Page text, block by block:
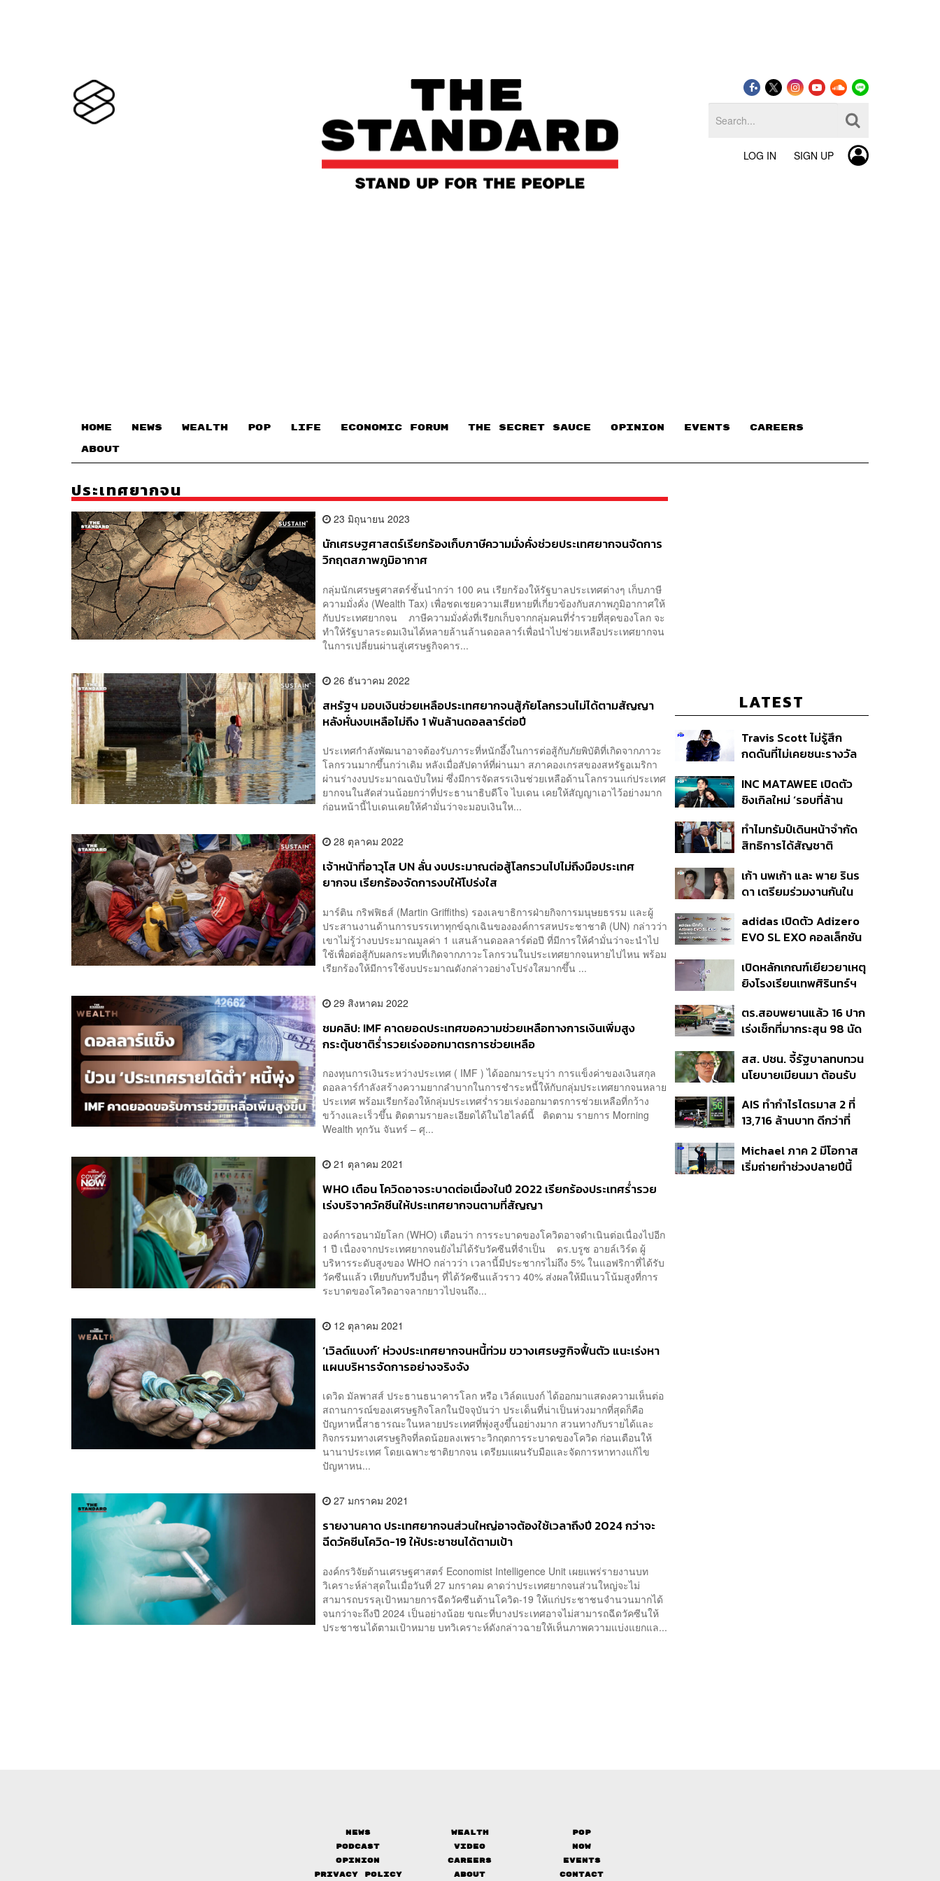
LOG IN SIGN UP
HOME NEWS WEALTH POP LIFE ECONOMIC FORUM THE SECRET SAUCE​ OPINION EVENTS CAREERS
ABOUT
ประเทศยากจน
23 มิถุนายน 2023
นักเศรษฐศาสตร์เรียกร้องเก็บภาษีความมั่งคั่งช่วยประเทศยากจนจัดการ
วิกฤตสภาพภูมิอากาศ
กลุ่มนักเศรษฐศาสตร์ชั้นนำกว่า 100 คน เรียกร้องให้รัฐบาลประเทศต่างๆ เก็บภาษี
ความมั่งคั่ง (Wealth Tax) เพื่อชดเชยความเสียหายที่เกี่ยวข้องกับสภาพภูมิอากาศให้
กับประเทศยากจน ภาษีความมั่งคั่งที่เรียกเก็บจากกลุ่มคนที่ร่ำรวยที่สุดของโลก จะ
ทำให้รัฐบาลระดมเงินได้หลายล้านล้านดอลลาร์เพื่อนำไปช่วยเหลือประเทศยากจน
ในการเปลี่ยนผ่านสู่เศรษฐกิจคาร...
26 ธันวาคม 2022
สหรัฐฯ มอบเงินช่วยเหลือประเทศยากจนสู้ภัยโลกรวนไม่ได้ตามสัญญา
หลังหั่นงบเหลือไม่ถึง 1 พันล้านดอลลาร์ต่อปี
ประเทศกำลังพัฒนาอาจต้องรับภาระที่หนักอึ้งในการต่อสู้กับภัยพิบัติที่เกิดจากภาวะ
โลกรวนมากขึ้นกว่าเดิม หลังเมื่อสัปดาห์ที่ผ่านมา สภาคองเกรสของสหรัฐอเมริกา
ผ่านร่างงบประมาณฉบับใหม่ ซึ่งมีการจัดสรรเงินช่วยเหลือด้านโลกรวนแก่ประเทศ
ยากจนในสัดส่วนน้อยกว่าที่ประธานาธิบดีโจ ไบเดน เคยให้สัญญาเอาไว้อย่างมาก
ก่อนหน้านี้ไบเดนเคยให้คำมั่นว่าจะมอบเงินให...
28 ตุลาคม 2022
เจ้าหน้าที่อาวุโส UN ลั่น งบประมาณต่อสู้โลกรวนไปไม่ถึงมือประเทศ
ยากจน เรียกร้องจัดการงบให้โปร่งใส
มาร์ติน กริฟฟิธส์ (Martin Griffiths) รองเลขาธิการฝ่ายกิจการมนุษยธรรม และผู้
ประสานงานด้านการบรรเทาทุกข์ฉุกเฉินขององค์การสหประชาชาติ (UN) กล่าวว่า
เขาไม่รู้ว่างบประมาณมูลค่า 1 แสนล้านดอลลาร์ต่อปี ที่มีการให้คำมั่นว่าจะนำไป
ใช้เพื่อต่อสู้กับผลกระทบที่เกิดจากภาวะโลกรวนในประเทศยากจนหายไปไหน พร้อม
เรียกร้องให้มีการใช้งบประมาณดังกล่าวอย่างโปร่งใสมากขึ้น ...
29 สิงหาคม 2022
ชมคลิป: IMF คาดยอดประเทศขอความช่วยเหลือทางการเงินเพิ่มสูง
กระตุ้นชาติร่ำรวยเร่งออกมาตรการช่วยเหลือ
กองทุนการเงินระหว่างประเทศ ( IMF ) ได้ออกมาระบุว่า การแข็งค่าของเงินสกุล
ดอลลาร์กำลังสร้างความยากลำบากในการชำระหนี้ให้กับกลุ่มประเทศยากจนหลาย
ประเทศ พร้อมเรียกร้องให้กลุ่มประเทศร่ำรวยเร่งออกมาตรการช่วยเหลือที่กว้าง
ขว้างและเร็วขึ้น ติดตามรายละเอียดได้ในไฮไลต์นี้ ติดตาม รายการ Morning
Wealth ทุกวัน จันทร์ – ศุ...
21 ตุลาคม 2021
WHO เตือน โควิดอาจระบาดต่อเนื่องในปี 2022 เรียกร้องประเทศร่ำรวย
เร่งบริจาควัคซีนให้ประเทศยากจนตามที่สัญญา
องค์การอนามัยโลก (WHO) เตือนว่า การระบาดของโควิดอาจดำเนินต่อเนื่องไปอีก
1 ปี เนื่องจากประเทศยากจนยังไม่ได้รับวัคซีนที่จำเป็น ดร.บรูซ อายล์เวิร์ด ผู้
บริหารระดับสูงของ WHO กล่าวว่า เวลานี้มีประชากรไม่ถึง 5% ในแอฟริกาที่ได้รับ
วัคซีนแล้ว เทียบกับทวีปอื่นๆ ที่ได้วัคซีนแล้วราว 40% ส่งผลให้มีแนวโน้มสูงที่การ
ระบาดของโควิดอาจลากยาวไปจนถึง...
12 ตุลาคม 2021
‘เวิลด์แบงก์’ ห่วงประเทศยากจนหนี้ท่วม ขวางเศรษฐกิจฟื้นตัว แนะเร่งหา
แผนบริหารจัดการอย่างจริงจัง
เดวิด มัลพาสส์ ประธานธนาคารโลก หรือ เวิล์ดแบงก์ ได้ออกมาแสดงความเห็นต่อ
สถานการณ์ของเศรษฐกิจโลกในปัจจุบันว่า ประเด็นที่น่าเป็นห่วงมากที่สุดก็คือ
ปัญหาหนี้สาธารณะในหลายประเทศที่พุ่งสูงขึ้นอย่างมาก สวนทางกับรายได้และ
กิจกรรมทางเศรษฐกิจที่ลดน้อยลงเพราะวิกฤตการระบาดของโควิด ก่อนเตือนให้
นานาประเทศ โดยเฉพาะชาติยากจน เตรียมแผนรับมือและจัดการหาทางแก้ไข
ปัญหาหน...
27 มกราคม 2021
รายงานคาด ประเทศยากจนส่วนใหญ่อาจต้องใช้เวลาถึงปี 2024 กว่าจะ
ฉีดวัคซีนโควิด-19 ให้ประชาชนได้ตามเป้า
องค์กรวิจัยด้านเศรษฐศาสตร์ Economist Intelligence Unit เผยแพร่รายงานบท
วิเคราะห์ล่าสุดในเมื่อวันที่ 27 มกราคม คาดว่าประเทศยากจนส่วนใหญ่จะไม่
สามารถบรรลุเป้าหมายการฉีดวัคซีนต้านโควิด-19 ให้แก่ประชาชนจำนวนมากได้
จนกว่าจะถึงปี 2024 เป็นอย่างน้อย ขณะที่บางประเทศอาจไม่สามารถฉีดวัคซีนให้
ประชาชนได้ตามเป้าหมาย บทวิเคราะห์ดังกล่าวฉายให้เห็นภาพความแบ่งแยกแล...
LATEST
Travis Scott ไม่รู้สึก
กดดันที่ไม่เคยชนะรางวัล
แล้ว 10 ครั้ง
INC MATAWEE เปิดตัว
ซิงเกิลใหม่ ‘รอบที่ล้าน
มาแสดงในมิวสิกวิดีโอ
ทำไมทรัมป์เดินหน้าจำกัด
สิทธิการได้สัญชาติ
แม้ศาลสูงสุดเคยตัดสิน
คัดค้าน
เก้า นพเก้า และ พาย รินร
ดา เตรียมร่วมงานกันใน
Taste In Time’
adidas เปิดตัว Adizero
EVO SL EXO คอลเล็กชัน
Football
เปิดหลักเกณฑ์เยียวยาเหตุ
ยิงโรงเรียนเทพศิรินทร์ฯ
เจ็บสูงสุด 1 แสน เยียวยา
จิตใจ 5 ระดับ
ตร.สอบพยานแล้ว 16 ปาก
เร่งเช็กที่มากระสุน 98 นัด
ปากคำ
สส. ปชน. จี้รัฐบาลทบทวน
นโยบายเมียนมา ต้อนรับ
สัญญาว่างเปล่า
AIS ทำกำไรไตรมาส 2 ที่
13,716 ล้านบาท ดีกว่าที่
เท่าเดิม เน็ตบ้านโตแรงสุด
7.9%
Michael ภาค 2 มีโอกาส
เริ่มถ่ายทำช่วงปลายปีนี้
News Wealth
Pop
Podcast
Video
Now
Opinion
Careers
Events
Privacy Policy
About Contact